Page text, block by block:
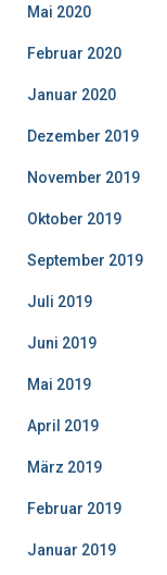
Mai 2020
Februar 2020
Januar 2020
Dezember 2019
November 2019
Oktober 2019
September 2019
Juli 2019
Juni 2019
Mai 2019
April 2019
März 2019
Februar 2019
Januar 2019